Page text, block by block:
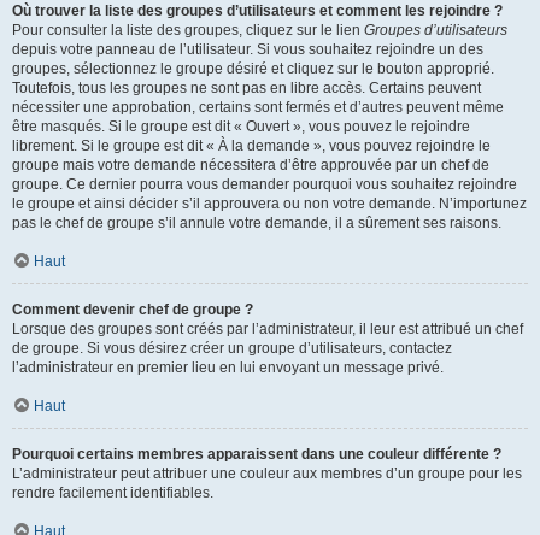
Où trouver la liste des groupes d’utilisateurs et comment les rejoindre ?
Pour consulter la liste des groupes, cliquez sur le lien Groupes d’utilisateurs
depuis votre panneau de l’utilisateur. Si vous souhaitez rejoindre un des
groupes, sélectionnez le groupe désiré et cliquez sur le bouton approprié.
Toutefois, tous les groupes ne sont pas en libre accès. Certains peuvent
nécessiter une approbation, certains sont fermés et d’autres peuvent même
être masqués. Si le groupe est dit « Ouvert », vous pouvez le rejoindre
librement. Si le groupe est dit « À la demande », vous pouvez rejoindre le
groupe mais votre demande nécessitera d’être approuvée par un chef de
groupe. Ce dernier pourra vous demander pourquoi vous souhaitez rejoindre
le groupe et ainsi décider s’il approuvera ou non votre demande. N’importunez
pas le chef de groupe s’il annule votre demande, il a sûrement ses raisons.
Haut
Comment devenir chef de groupe ?
Lorsque des groupes sont créés par l’administrateur, il leur est attribué un chef
de groupe. Si vous désirez créer un groupe d’utilisateurs, contactez
l’administrateur en premier lieu en lui envoyant un message privé.
Haut
Pourquoi certains membres apparaissent dans une couleur différente ?
L’administrateur peut attribuer une couleur aux membres d’un groupe pour les
rendre facilement identifiables.
Haut